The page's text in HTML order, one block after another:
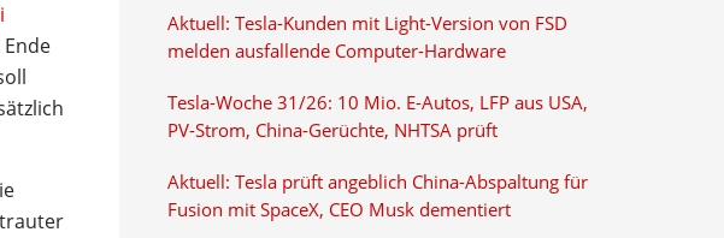
Aktuell: Tesla-Kunden mit Light-Version von FSD
melden ausfallende Computer-Hardware
Tesla-Woche 31/26: 10 Mio. E-Autos, LFP aus USA,
PV-Strom, China-Gerüchte, NHTSA prüft
Aktuell: Tesla prüft angeblich China-Abspaltung für
Fusion mit SpaceX, CEO Musk dementiert